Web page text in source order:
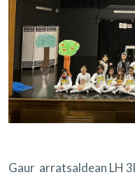
Gaur arratsaldean LH